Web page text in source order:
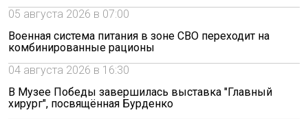
05 августа 2026 в 07:00
Военная система питания в зоне СВО переходит на
комбинированные рационы
04 августа 2026 в 16:30
В Музее Победы завершилась выставка "Главный
хирург", посвящённая Бурденко